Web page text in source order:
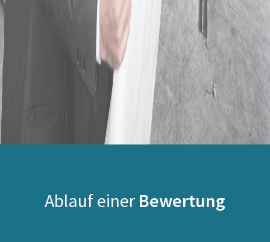
Ablauf einer Bewertung